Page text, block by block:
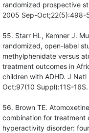
randomized prospective
2005 Sep-Oct;22(5):498-
55. Starr HL, Kemner J.
randomized, open-label
methylphenidate versus
treatment outcomes in
children with ADHD. J
Oct;97(10 Suppl):11S-16S.
56. Brown TE.
combination for treatment
hyperactivity disorder: